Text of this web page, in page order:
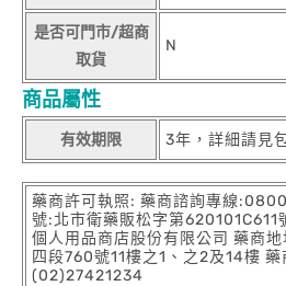
是否可門市/超商
取貨
N
商品屬性
有效期限 3年，詳細請見
藥商許可執照: 藥商諮詢專線
號:北市衛藥販松字第620101C611
個人用品商店股份有限公司 藥商
四段760號11樓之1、之2及14樓
(02)27421234